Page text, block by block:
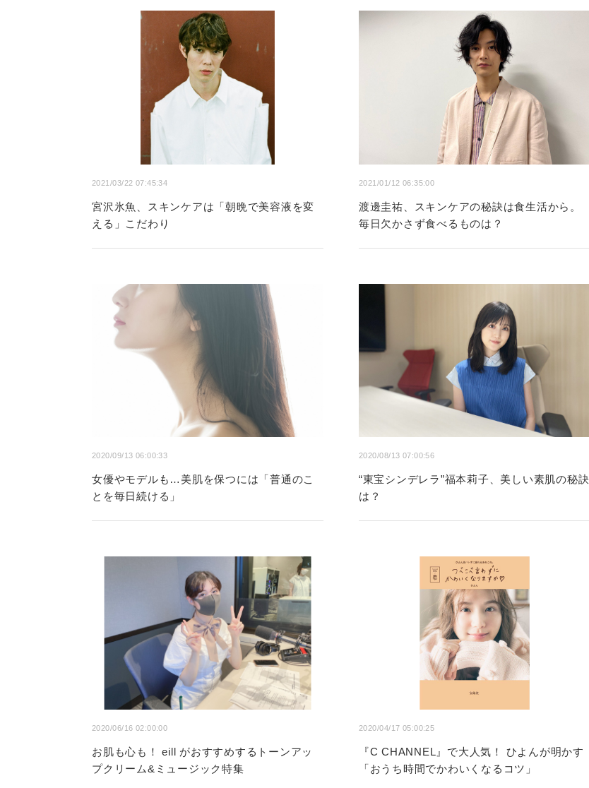
2021/03/22 07:45:34
宮沢氷魚、スキンケアは「朝晩で美容液を変
える」こだわり
2021/01/12 06:35:00
渡邊圭祐、スキンケアの秘訣は食生活から。
毎日欠かさず食べるものは？
2020/09/13 06:00:33
女優やモデルも…美肌を保つには「普通のこ
とを毎日続ける」
2020/08/13 07:00:56
“東宝シンデレラ”福本莉子、美しい素肌の秘訣
は？
2020/06/16 02:00:00
お肌も心も！ eill がおすすめするトーンアッ
プクリーム&ミュージック特集
2020/04/17 05:00:25
『C CHANNEL』で大人気！ ひよんが明かす
「おうち時間でかわいくなるコツ」